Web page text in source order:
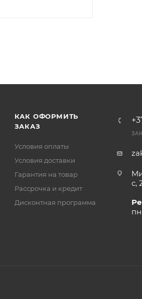
КАК ОФОРМИТЬ
ЗАКАЗ
Условия оплаты
Условия доставки
Гарантия на товар
Рассрочка и кредит
Дисконтная программа
с,